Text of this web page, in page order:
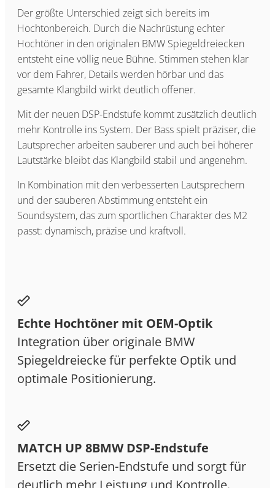
Der größte Unterschied zeigt sich bereits im
Hochtonbereich. Durch die Nachrüstung echter
Hochtöner in den originalen BMW Spiegeldreiecken
entsteht eine völlig neue Bühne. Stimmen stehen klar
vor dem Fahrer, Details werden hörbar und das
gesamte Klangbild wirkt deutlich offener.
Mit der neuen DSP-Endstufe kommt zusätzlich deutlich
mehr Kontrolle ins System. Der Bass spielt präziser, die
Lautsprecher arbeiten sauberer und auch bei höherer
Lautstärke bleibt das Klangbild stabil und angenehm.
In Kombination mit den verbesserten Lautsprechern
und der sauberen Abstimmung entsteht ein
Soundsystem, das zum sportlichen Charakter des M2
passt: dynamisch, präzise und kraftvoll.
Echte Hochtöner mit OEM-Optik
Integration über originale BMW
Spiegeldreiecke für perfekte Optik und
optimale Positionierung.
MATCH UP 8BMW DSP-Endstufe
Ersetzt die Serien-Endstufe und sorgt für
deutlich mehr Leistung und Kontrolle.